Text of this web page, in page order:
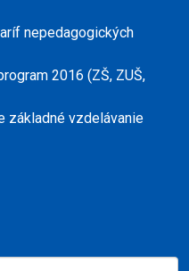
nepedagogických
2016 (ZŠ, ZUŠ,
základné vzdelávanie